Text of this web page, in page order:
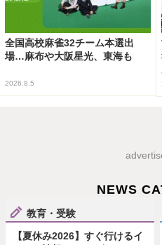
全国高校麻雀32チーム本選出
場…麻布や大阪星光、東海も
2026.8.5
NEWS
教育・受験
【夏休み2026】すぐ行けるイ